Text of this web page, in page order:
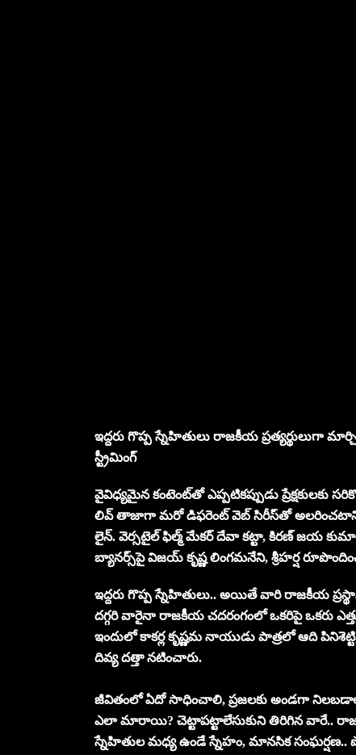
ఇద్దరు గొప్ప స్నేహితులు రాజకీయ ప్రత్యర్థులుగా
స్ట్రీమింగ్
వైవిధ్యమైన కంటెంట్‌తో ఎప్పటికప్పుడు ప్రేక్షకులకు
లివ్ తాజాగా మరో డిఫరెంట్ వెబ్ సిరీస్‌తో
లైన్. వెర్సటైల్ ఫిల్మ్ మేకర్ దేవా కట్టా, కిరణ్ జయ
బ్యానర్స్‌పై విజయ్ కృష్ణ లింగమనేని, శ్రీహర్ష
ఇద్దరు గొప్ప స్నేహితులు.. అయితే వారి రాజకీయ
దగ్గరి వారైనా రాజకీయ చదరంగంలో ఒకరిపై ఒకరు
ఇందులో కాకర్ల కృష్ణమ నాయుడు పాత్రలో ఆది
దివ్య దత్తా నటించారు.
జీవితంలో ఏదో సాధించాలి, ప్రజలకు అండగా
ఎలా మారాయి? చెట్టాపట్టాలేసుకుని తిరిగిన వారే..
స్నేహితుల మధ్య ఉండే స్నేహం, మానసిక సంఘర్షణ..